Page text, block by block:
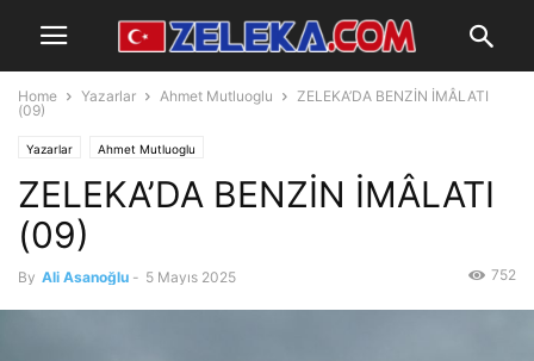
Home Yazarlar Ahmet Mutluoglu
ZELEKA’DA BENZİN İMÂLATI
(09)
Yazarlar Ahmet Mutluoglu
ZELEKA’DA BENZİN İMÂLATI
(09)
By Ali Asanoğlu - 5 Mayıs 2025 752